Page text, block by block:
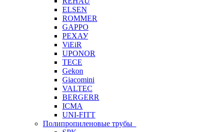
ELSEN
ROMMER
GAPPO
РЕХАУ
ViEiR
UPONOR
TECE
Gekon
Giacomini
VALTEC
BERGERR
ICMA
UNI-FITT
Полипропиленовые трубы